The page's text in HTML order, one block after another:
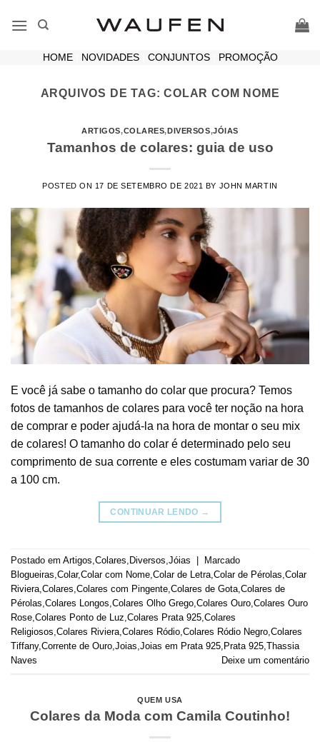
HOME| NOVIDADES| CONJUNTOS| PROMOÇÃO
ARQUIVOS DE TAG:COLAR COM NOME
ARTIGOS,COLARES,DIVERSOS,JÓIAS
Tamanhos de colares: guia de uso
POSTED ON 17 DE SETEMBRO DE 2021 BY JOHN MARTIN
E você já sabe o tamanho do colar que procura? Temos
fotos de tamanhos de colares para você ter noção na hora
de comprar e poder ajudá-la na hora de montar o seu mix
de colares! O tamanho do colar é determinado pelo seu
comprimento de sua corrente e eles costumam variar de 30
a 100 cm.
CONTINUAR LENDO →
Postado em Artigos,Colares, Diversos,Jóias
Marcado
Blogueiras,Colar,Colar com Nome,Colar de Letra,Colar de Pérolas,Colar
Riviera,Colares,Colares com Pingente,Colares de Gota,Colares de
Pérolas,Colares Longos,Colares Olho Grego,Colares Ouro,Colares Ouro
Rose,Colares Ponto de Luz,Colares Prata 925,Colares
Religiosos,Colares Riviera,Colares Ródio,Colares Ródio Negro,Colares
Tiffany,Corrente de Ouro,Joias,Joias em Prata 925, Prata 925,Thassia
Naves
Deixe um comentário
QUEM USA
Colares da Moda com Camila Coutinho!